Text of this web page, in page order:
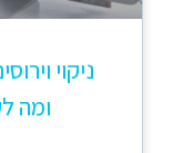
ניקוי
ומה